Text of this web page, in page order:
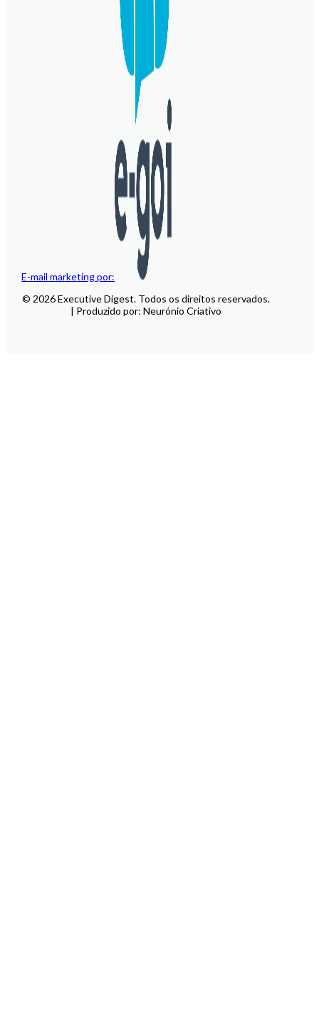
E-mail marketing por:
© 2026 Executive Digest. Todos os direitos reservados.
| Produzido por: Neurónio Criativo